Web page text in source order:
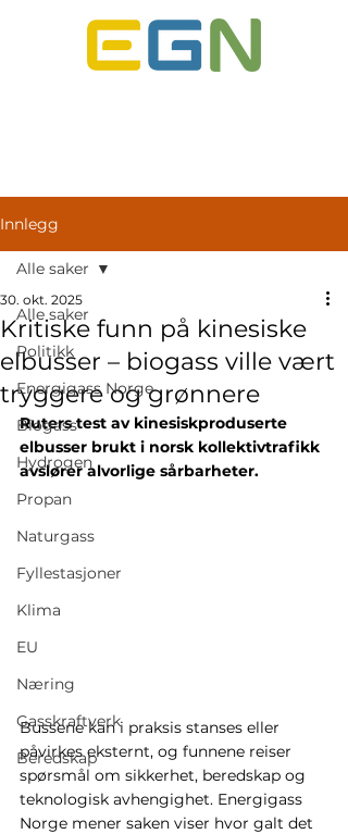
Innlegg
Alle saker
Politikk
Energigass Norge
Biogass
Hydrogen
Propan
Naturgass
Fyllestasjoner
Klima
EU
Næring
Gasskraftverk
Beredskap
Alle saker
Kritiske funn på kinesiske
elbusser – biogass ville vært
tryggere og grønnere
30. okt. 2025
Ruters test av kinesiskproduserte
elbusser brukt i norsk kollektivtrafikk
avslører alvorlige sårbarheter.
Bussene kan i praksis stanses eller
påvirkes eksternt, og funnene reiser
spørsmål om sikkerhet, beredskap og
teknologisk avhengighet. Energigass
Norge mener saken viser hvor galt det